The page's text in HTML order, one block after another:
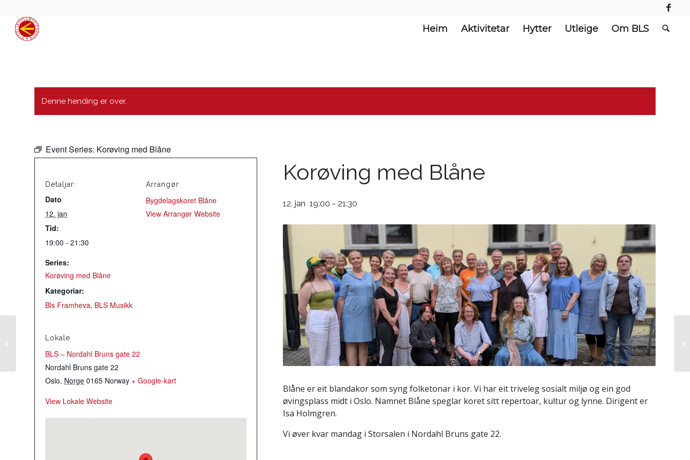
Heim Aktivitetar Hytter Utleige Om BLS
Denne hending er over.
Event Series: Korøving med Blåne
Korøving med Blåne
12. jan 19:00 - 21:30
Blåne er eit blandakor som syng folketonar i kor. Vi har eit triveleg sosialt miljø og ein god
øvingsplass midt i Oslo. Namnet Blåne speglar koret sitt repertoar, kultur og lynne. Dirigent er
Isa Holmgren.
Vi øver kvar mandag i Storsalen i Nordahl Bruns gate 22.
Detaljar:
Dato
12. jan
Tid:
19:00 - 21:30
Series:
Korøving med Blåne
Kategoriar:
Bls Framheva, BLS Musikk
Arrangør
Bygdelagskoret Blåne
View Arrangør Website
Lokale
BLS – Nordahl Bruns gate 22
Nordahl Bruns gate 22
Oslo, Norge 0165 Norway + Google-kart
View Lokale Website
Symradern samspill